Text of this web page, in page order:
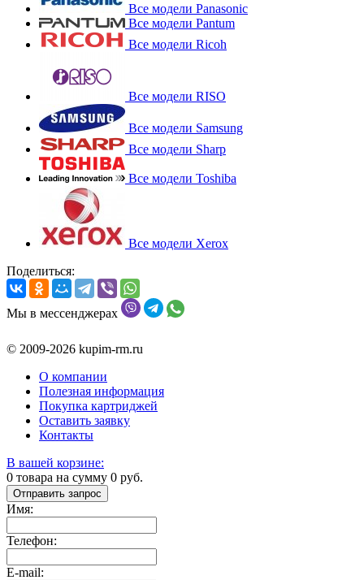
Все модели Panasonic
Все модели Pantum
Все модели Ricoh
Все модели RISO
Все модели Samsung
Все модели Sharp
Все модели Toshiba
Все модели Xerox
Поделиться:
Мы в мессенджерах
© 2009-2026 kupim-rm.ru
О компании
Полезная информация
Покупка картриджей
Оставить заявку
Контакты
В вашей корзине:
0 товара на сумму 0 руб.
Отправить запрос
Имя:
Телефон:
E-mail: